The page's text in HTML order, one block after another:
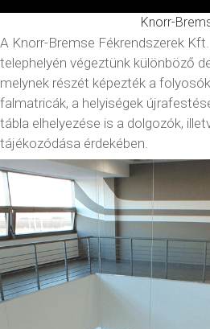
Knorr-
A Knorr-Bremse Fékrendszerek
telephelyén végeztünk különböző
melynek részét képezték a
falmatricák, a helyiségek
tábla elhelyezése is a dolgozók,
tájékozódása érdekében.